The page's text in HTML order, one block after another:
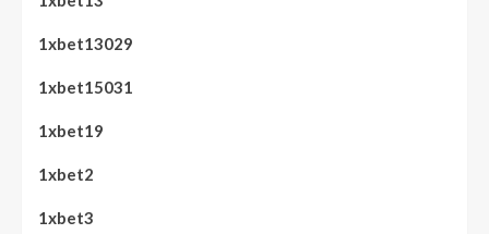
1xbet13029
1xbet15031
1xbet19
1xbet2
1xbet3